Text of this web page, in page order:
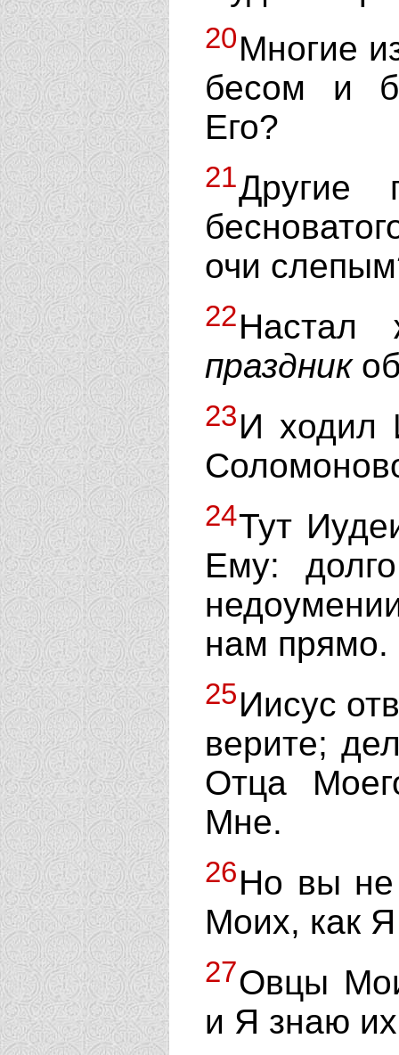
20Многие
бесом и
Его?
21Другие
очи
22Настал
праздник
23И ходил
24Тут
Ему:
нам прямо.
25Иисус
верите;
Отца
Мне.
26Но вы не
Моих, как
27Овцы
и Я знаю